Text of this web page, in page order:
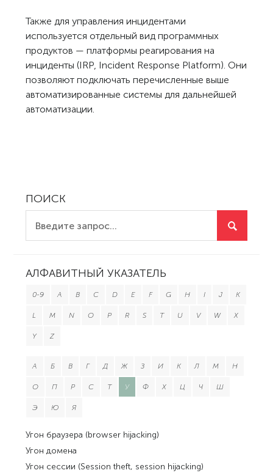
Также для управления инцидентами
используется отдельный вид программных
продуктов — платформы реагирования на
инциденты (IRP, Incident Response Platform). Они
позволяют подключать перечисленные выше
автоматизированные системы для дальнейшей
автоматизации.
ПОИСК
АЛФАВИТНЫЙ УКАЗАТЕЛЬ
0-9 A B C D E F G H I J K
L M N O P R S T U V W X
Y Z
А Б В Г Д Ж З И К Л М Н
О П Р С Т У Ф Х Ц Ч Ш
Э Ю Я
Угон браузера (browser hijacking)
Угон домена
Угон сессии (Session theft, session hijacking)